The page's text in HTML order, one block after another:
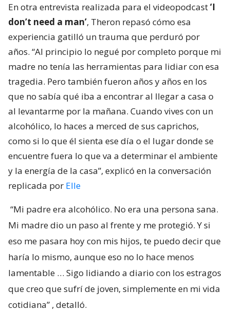
En otra entrevista realizada para el videopodcast‘I
don’t need a man’, Theron repasó cómo esa
experiencia gatilló un trauma que perduró por
años. “Al principio lo negué por completo porque mi
madre no tenía las herramientas para lidiar con esa
tragedia. Pero también fueron años y años en los
que no sabía qué iba a encontrar al llegar a casa o
al levantarme por la mañana. Cuando vives con un
alcohólico, lo haces a merced de sus caprichos,
como si lo que él sienta ese día o el lugar donde se
encuentre fuera lo que va a determinar el ambiente
y la energía de la casa”, explicó en la conversación
replicada por Elle
“Mi padre era alcohólico. No era una persona sana.
Mi madre dio un paso al frente y me protegió. Y si
eso me pasara hoy con mis hijos, te puedo decir que
haría lo mismo, aunque eso no lo hace menos
lamentable … Sigo lidiando a diario con los estragos
que creo que sufrí de joven, simplemente en mi vida
cotidiana” , detalló.